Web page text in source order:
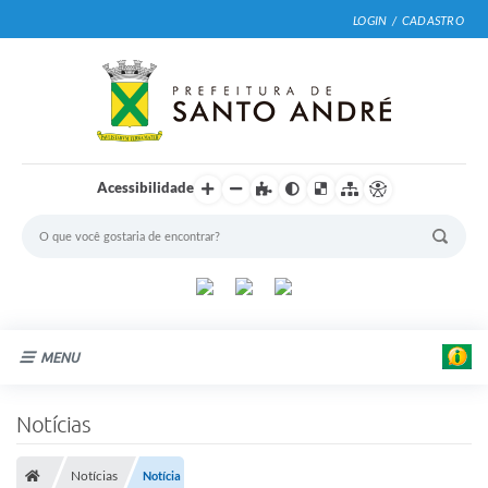
LOGIN / CADASTRO
Acessibilidade
MENU
Notícias
Notícias Notícia